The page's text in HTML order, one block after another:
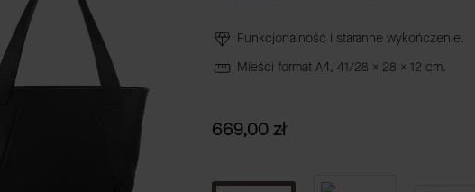
Funkcjonalność i staranne wykończenie.
Mieści format A4, 41/28 x 28 x 12 cm.
Cena
669,00 zł